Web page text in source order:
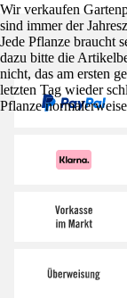
Wir verkaufen
sind immer der
Jede Pflanze braucht
dazu bitte die
nicht, das am ersten
letzten Tag wieder
Pflanze